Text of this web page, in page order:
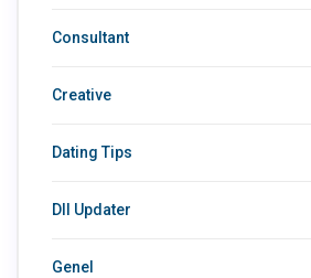
Consultant
Creative
Dating Tips
Dll Updater
Genel